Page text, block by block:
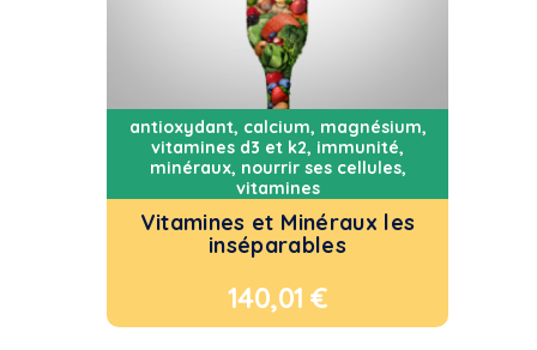
antioxydant, calcium, magnésium,
vitamines d3 et k2, immunité,
minéraux, nourrir ses cellules,
vitamines
Vitamines et Minéraux les
inséparables
140,01 €